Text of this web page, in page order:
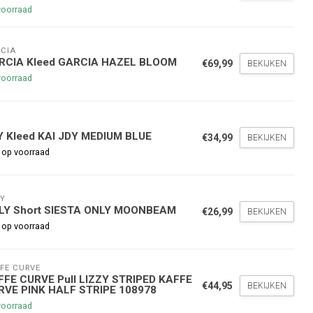
Kleed GARCIA HAZEL BLOOM €69,99 BEKIJKEN
Kleed KAI JDY MEDIUM BLUE
voorraad
€34,99 BEKIJKEN
Short SIESTA ONLY MOONBEAM
voorraad
€26,99 BEKIJKEN
CURVE
CURVE Pull LIZZY STRIPED KAFFE
PINK HALF STRIPE 108978
€44,95 BEKIJKEN
bestelling
van €45,00